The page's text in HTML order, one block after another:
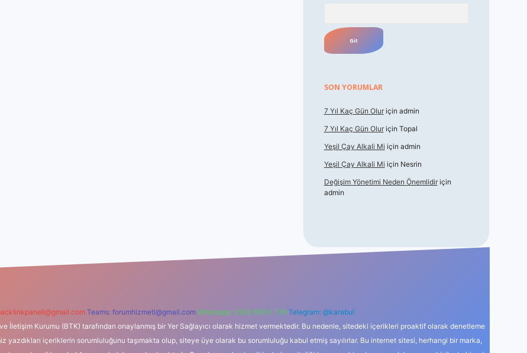
SON YORUMLAR
7 Yıl Kaç Gün Oluriçin admin
7 Yıl Kaç Gün Oluriçin Topal
Yeşil Çay Alkali Mi için admin
Yeşil Çay Alkali Mi için Nesrin
Değişim Yönetimi Neden Önemlidiriçin
admin
Teams: forumhizmeti@gmail.com Whatsapp: 0262 606 0 726 Telegram: @karabul
İletişim Kurumu (BTK) tarafından onaylanmış bir Yer Sağlayıcı olarak hizmet vermektedir. Bu nedenle, sitedeki içerikleri proaktif olarak denetleme
yazdıkları içeriklerin sorumluluğunu taşımakta olup, siteye üye olarak bu sorumluluğu kabul etmiş sayılırlar. Bu internet sitesi, herhangi bir marka,